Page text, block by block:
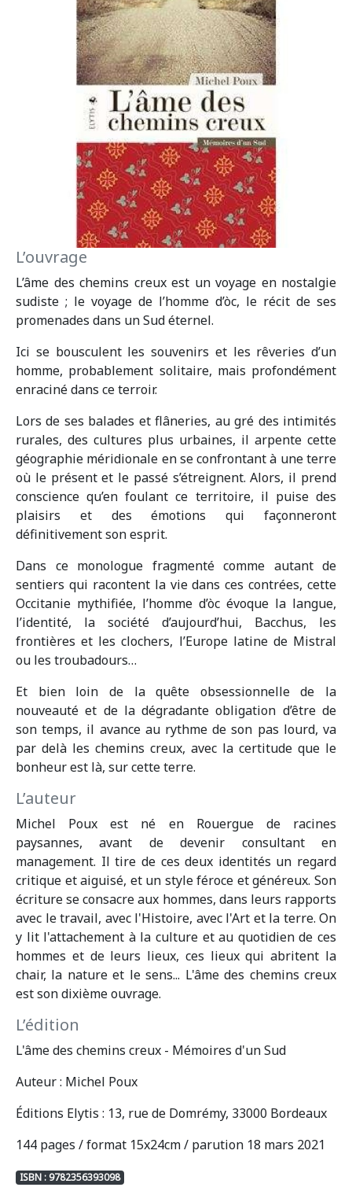
L’ouvrage
L’âme des chemins creux est un voyage en nostalgie
sudiste ; le voyage de l’homme d’òc, le récit de ses
promenades dans un Sud éternel.
Ici se bousculent les souvenirs et les rêveries d’un
homme, probablement solitaire, mais profondément
enraciné dans ce terroir.
Lors de ses balades et flâneries, au gré des intimités
rurales, des cultures plus urbaines, il arpente cette
géographie méridionale en se confrontant à une terre
où le présent et le passé s’étreignent. Alors, il prend
conscience qu’en foulant ce territoire, il puise des
plaisirs et des émotions qui façonneront
définitivement son esprit.
Dans ce monologue fragmenté comme autant de
sentiers qui racontent la vie dans ces contrées, cette
Occitanie mythifiée, l’homme d’òc évoque la langue,
l’identité, la société d’aujourd’hui, Bacchus, les
frontières et les clochers, l’Europe latine de Mistral
ou les troubadours…
Et bien loin de la quête obsessionnelle de la
nouveauté et de la dégradante obligation d’être de
son temps, il avance au rythme de son pas lourd, va
par delà les chemins creux, avec la certitude que le
bonheur est là, sur cette terre.
L’auteur
Michel Poux est né en Rouergue de racines
paysannes, avant de devenir consultant en
management. Il tire de ces deux identités un regard
critique et aiguisé, et un style féroce et généreux. Son
écriture se consacre aux hommes, dans leurs rapports
avec le travail, avec l'Histoire, avec l'Art et la terre. On
y lit l'attachement à la culture et au quotidien de ces
hommes et de leurs lieux, ces lieux qui abritent la
chair, la nature et le sens... L'âme des chemins creux
est son dixième ouvrage.
L’édition
L'âme des chemins creux - Mémoires d'un Sud
Auteur : Michel Poux
Éditions Elytis : 13, rue de Domrémy, 33000 Bordeaux
144 pages / format 15x24cm / parution 18 mars 2021
ISBN : 9782356393098